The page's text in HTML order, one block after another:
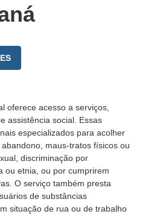
oferece acesso a serviços,
assistência social. Essas
especializados para acolher
maus-tratos físicos ou
discriminação por
ou etnia, ou por cumprirem
O serviço também presta
de substâncias
situação de rua ou de trabalho